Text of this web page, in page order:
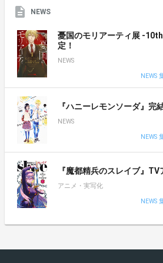
NEWS
憂国のモリアーティ展 -
定！
NEWS
NEWS
『ハニーレモンソーダ』完
NEWS
NEWS
『魔都精兵のスレイブ』
アニメ・実写化
NEWS